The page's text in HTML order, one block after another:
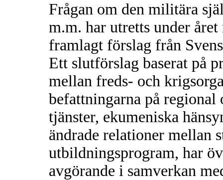
Frågan om den militära
m.m. har utretts under
framlagt förslag från
Ett slutförslag baserat på
mellan freds- och
befattningarna på
tjänster, ekumeniska
ändrade relationer mellan
utbildningsprogram, har
avgörande i samverkan